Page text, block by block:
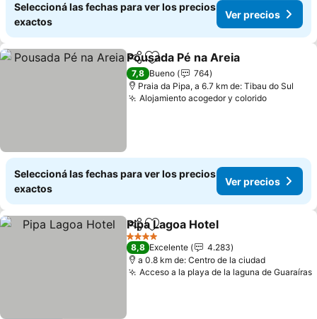
Seleccioná las fechas para ver los precios
exactos
Ver precios
CompartirAñadir a favoritos
Pousada Pé na Areia
7,8 Bueno
764
Praia da Pipa, a 6.7 km de: Tibau do Sul
Alojamiento acogedor y colorido
Seleccioná las fechas para ver los precios
exactos
Ver precios
CompartirAñadir a favoritos
Pipa Lagoa Hotel
4 Estrellas
8,8 Excelente
4.283
a 0.8 km de: Centro de la ciudad
Acceso a la playa de la laguna de Guaraíras